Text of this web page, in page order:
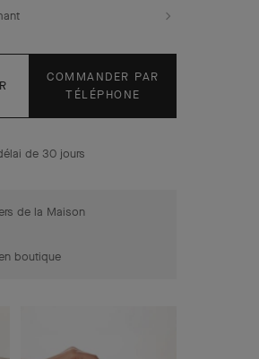
COMMANDER PAR
TÉLÉPHONE
de 30 jours
de la Maison
boutique